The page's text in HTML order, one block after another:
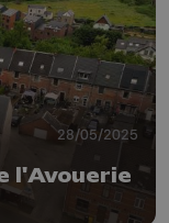
28/05/2025
l'Avouerie